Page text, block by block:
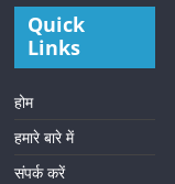
Quick
Links
होम
हमारे बारे में
संपर्क करें